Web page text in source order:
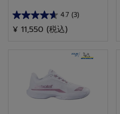
ュ
ー
4.7 (3)
星
4.7
¥ 11,550 (税込)